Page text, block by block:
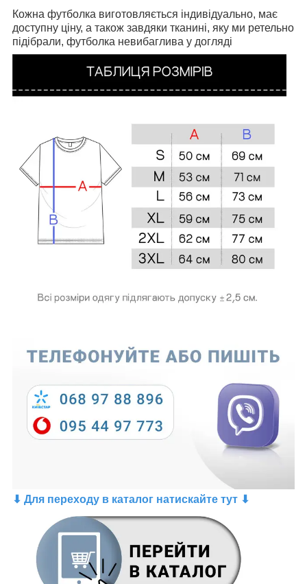
Кожна футболка виготовляється індивідуально, має
доступну ціну, а також завдяки тканині, яку ми ретельно
підібрали, футболка невибаглива у догляді
⬇ Для переходу в каталог натискайте тут ⬇